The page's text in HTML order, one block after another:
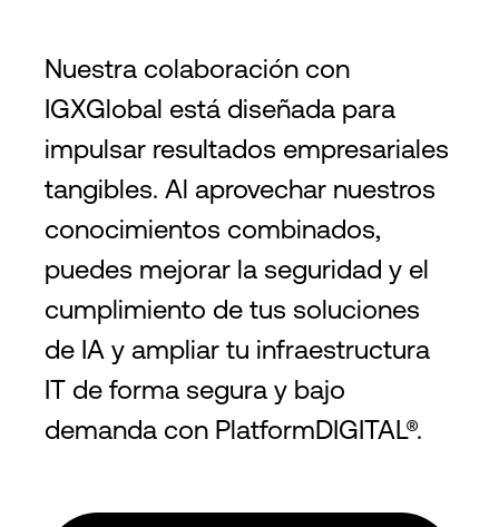
Nuestra colaboración con
IGXGlobal está diseñada para
impulsar resultados empresariales
tangibles. Al aprovechar nuestros
conocimientos combinados,
puedes mejorar la seguridad y el
cumplimiento de tus soluciones
de IA y ampliar tu infraestructura
IT de forma segura y bajo
demanda con PlatformDIGITAL®.